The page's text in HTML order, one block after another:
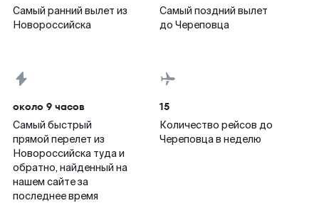
Самый ранний вылет из
Новороссийска
Самый поздний вылет
до Череповца
около 9 часов
Самый быстрый
прямой перелет из
Новороссийска туда и
обратно, найденный на
нашем сайте за
последнее время
15
Количество рейсов до
Череповца в неделю